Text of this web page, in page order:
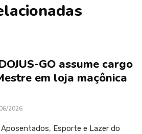
GO assume cargo
em loja maçônica
2026
Esporte e Lazer do